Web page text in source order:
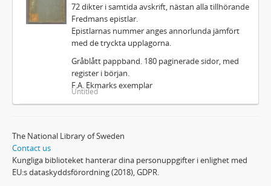
72 dikter i samtida avskrift, nästan alla tillhörande
Fredmans epistlar.
Epistlarnas nummer anges annorlunda jämfört
med de tryckta upplagorna.
Gråblått pappband. 180 paginerade sidor, med
register i början.
F.A. Ekmarks exemplar
Untitled
The National Library of Sweden
Contact us
Kungliga biblioteket hanterar dina personuppgifter i enlighet med
EU:s dataskyddsförordning (2018), GDPR.